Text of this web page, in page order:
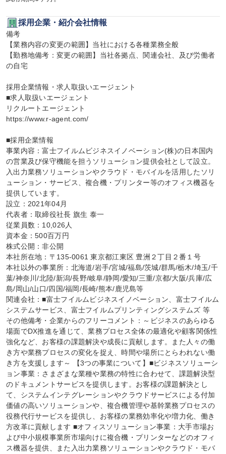
採用企業・紹介会社情報
備考
【業務内容の変更の範囲】当社における各種業務全般
【勤務地備考：変更の範囲】当社各拠点、関連会社、及び労働者
の自宅
採用企業情報・求人取扱いエージェント
■求人取扱いエージェント
リクルートエージェント
https://www.r-agent.com/
■採用企業情報
事業内容：富士フイルムビジネスイノベーション(株)の日本国内
の営業及び保守機能を担うソリューション提供会社として設立。
入出力業務ソリューションやクラウド・モバイルを活用したソリ
ューション・サービス、複合機・プリンター等のオフィス機器を
提供しています。
設立：2021年04月
代表者：取締役社長 旗生 泰一
従業員数：10,026人
資本金：500百万円
株式公開：非公開
本社所在地：〒135-0061 東京都江東区 豊洲２丁目２番１号
本社以外の事業所：北海道/岩手/宮城/福島/茨城/群馬/栃木/埼玉/千
葉/神奈川/北陸/新潟/長野/岐阜/静岡/愛知/三重/京都/大阪/兵庫/広
島/岡山/山口/四国/福岡/長崎/熊本/鹿児島等
関連会社：■富士フイルムビジネスイノベーション、富士フイルム
システムサービス、富士フイルムプリンティングシステムズ 等
その他備考・企業からのフリーコメント：～ビジネスのあらゆる
場面でDX推進を通じて、業務プロセス全体の最適化や顧客関係性
強化など、お客様の課題解決や成長に貢献します。また人々の働
き方や業務プロセスの変化を捉え、時間や場所にとらわれない働
き方を支援します～ 【3つの事業について】■ビジネスソリューシ
ョン事業：さまざまな業種や業務の特性に合わせて、課題解決型
のドキュメントサービスを提供します。お客様の課題解決とし
て、システムインテグレーションやクラウドサービスによる付加
価値の高いソリューションや、複合機管理や基幹業務プロセスの
役務代行サービスを提供し、お客様の業務効率化や増力化、働き
方改革に貢献します ■オフィスソリューション事業：大手市場お
よび中小規模事業所市場向けに複合機・プリンターなどのオフィ
ス機器を提供、また入出力業務ソリューションやクラウド・モバ